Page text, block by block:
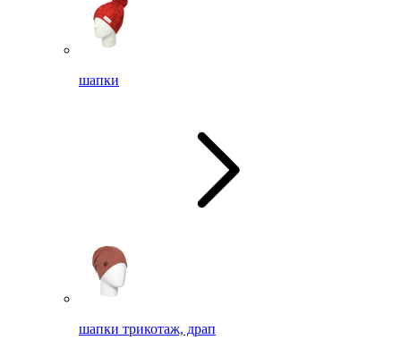
шапки
шапки трикотаж, драп